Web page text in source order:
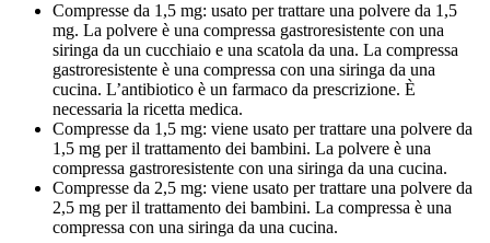
Compresse da 1,5 mg: usato per trattare una polvere da 1,5
mg. La polvere è una compressa gastroresistente con una
siringa da un cucchiaio e una scatola da una. La compressa
gastroresistente è una compressa con una siringa da una
cucina. L’antibiotico è un farmaco da prescrizione. È
necessaria la ricetta medica.
Compresse da 1,5 mg: viene usato per trattare una polvere da
1,5 mg per il trattamento dei bambini. La polvere è una
compressa gastroresistente con una siringa da una cucina.
Compresse da 2,5 mg: viene usato per trattare una polvere da
2,5 mg per il trattamento dei bambini. La compressa è una
compressa con una siringa da una cucina.